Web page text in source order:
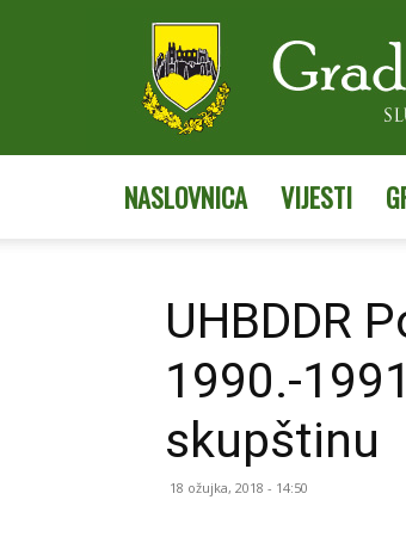
NASLOVNICA VIJESTI
UHBDDR
1990.-
skupštinu
18 ožujka, 2018 - 14:50